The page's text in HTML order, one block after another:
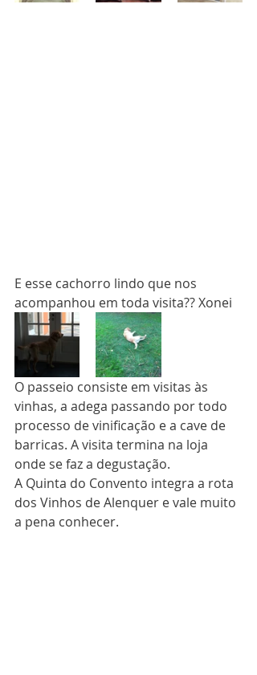
E esse cachorro lindo que nos
acompanhou em toda visita?? Xonei
O passeio consiste em visitas às
vinhas, a adega passando por todo
processo de vinificação e a cave de
barricas. A visita termina na loja
onde se faz a degustação.
A Quinta do Convento integra a rota
dos Vinhos de Alenquer e vale muito
a pena conhecer.